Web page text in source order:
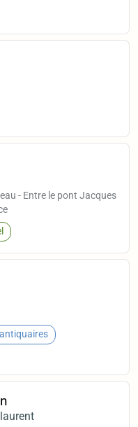
- Entre le pont Jacques